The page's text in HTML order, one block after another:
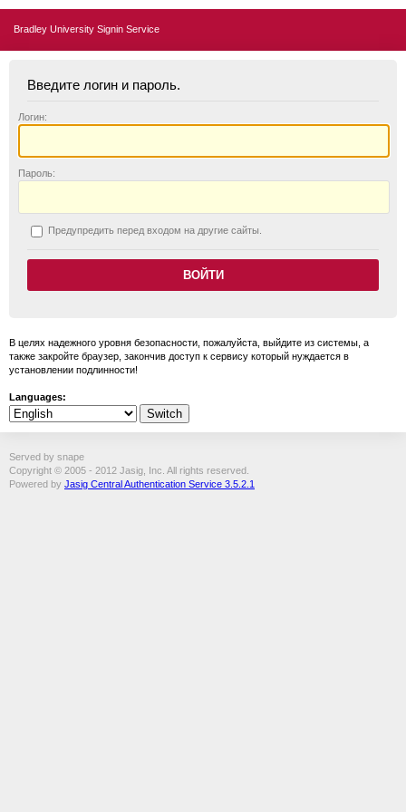
Bradley University Signin Service
Введите логин и пароль.
Логин:
Пароль:
Предупредить перед входом на другие сайты.
В целях надежного уровня безопасности, пожалуйста, выйдите из системы, а
также закройте браузер, закончив доступ к сервису который нуждается в
установлении подлинности!
Languages:
Served by snape
Copyright © 2005 - 2012 Jasig, Inc. All rights reserved.
Powered by Jasig Central Authentication Service 3.5.2.1